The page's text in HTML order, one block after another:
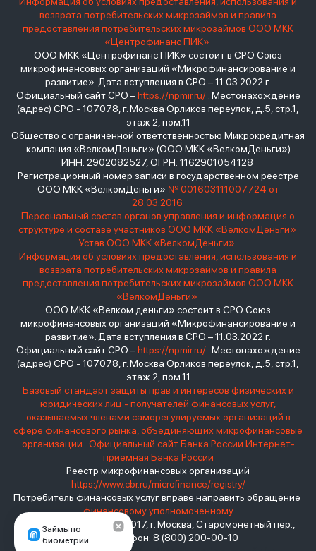
Займы по
биометрии
возврата потребительских микрозаймов и правила
предоставления потребительских микрозаймов ООО МКК
«Центрофинанс ПИК»
ООО МКК «Центрофинанс ПИК» состоит в СРО Союз
микрофинансовых организаций «Микрофинансирование и
развитие». Дата вступления в СРО – 11.03.2022 г.
Официальный сайт СРО –https://npmir.ru/. Местонахождение
(адрес) СРО - 107078, г. Москва Орликов переулок, д.5, стр.1,
этаж 2, пом.11
Общество с ограниченной ответственностью Микрокредитная
компания «ВелкомДеньги» (ООО МКК «ВелкомДеньги»)
ИНН: 2902082527, ОГРН: 1162901054128
Регистрационный номер записи в государственном реестре
ООО МКК «ВелкомДеньги» № 001603111007724 от
28.03.2016
Персональный состав органов управления и информация о
структуре и составе участников ООО МКК «ВелкомДеньги»
Устав ООО МКК «ВелкомДеньги»
Информация об условиях предоставления, использования и
возврата потребительских микрозаймов и правила
предоставления потребительских микрозаймов ООО МКК
«ВелкомДеньги»
ООО МКК «Велком деньги» состоит в СРО Союз
микрофинансовых организаций «Микрофинансирование и
развитие». Дата вступления в СРО – 11.03.2022 г.
Официальный сайт СРО –https://npmir.ru/. Местонахождение
(адрес) СРО - 107078, г. Москва Орликов переулок, д.5, стр.1,
этаж 2, пом.11
Базовый стандарт защиты прав и интересов физических и
юридических лиц - получателей финансовых услуг,
оказываемых членами саморегулируемых организаций в
сфере финансового рынка, объединяющих микрофинансовые
организации
Официальный сайт Банка России Интернет-
приемная Банка России
Реестр микрофинансовых организаций
https://www.cbr.ru/microfinance/registry/
Потребитель финансовых услуг вправе направить обращение
финансовому уполномоченному
Место нахождения: 119017, г. Москва, Старомонетный пер.,
дом 3 Телефон: 8 (800) 200-00-10